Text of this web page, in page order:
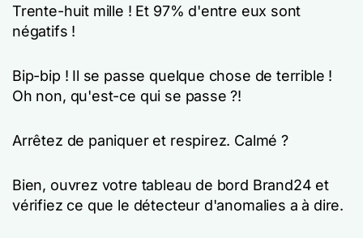
Trente-huit mille ! Et 97% d'entre eux sont
négatifs !
Bip-bip ! Il se passe quelque chose de terrible !
Oh non, qu'est-ce qui se passe ?!
Arrêtez de paniquer et respirez. Calmé ?
Bien, ouvrez votre tableau de bord Brand24 et
vérifiez ce que le détecteur d'anomalies a à dire.